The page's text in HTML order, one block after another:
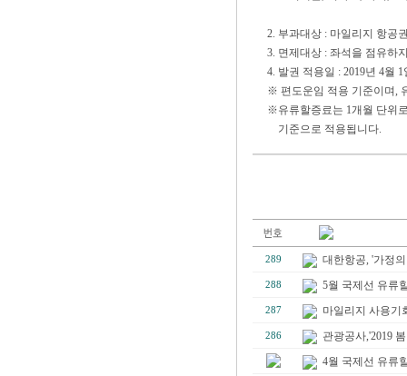
2. 부과대상 : 마일리지 항공
3. 면제대상 : 좌석을 점유하
4. 발권 적용일 : 2019년 4월
※ 편도운임 적용 기준이며,
※유류할증료는 1개월 단위
기준으로 적용됩니다.
289 대한항공, '가정
288 5월 국제선 유류
287 마일리지 사용기
286
관광공사,'2019
4월 국제선 유류